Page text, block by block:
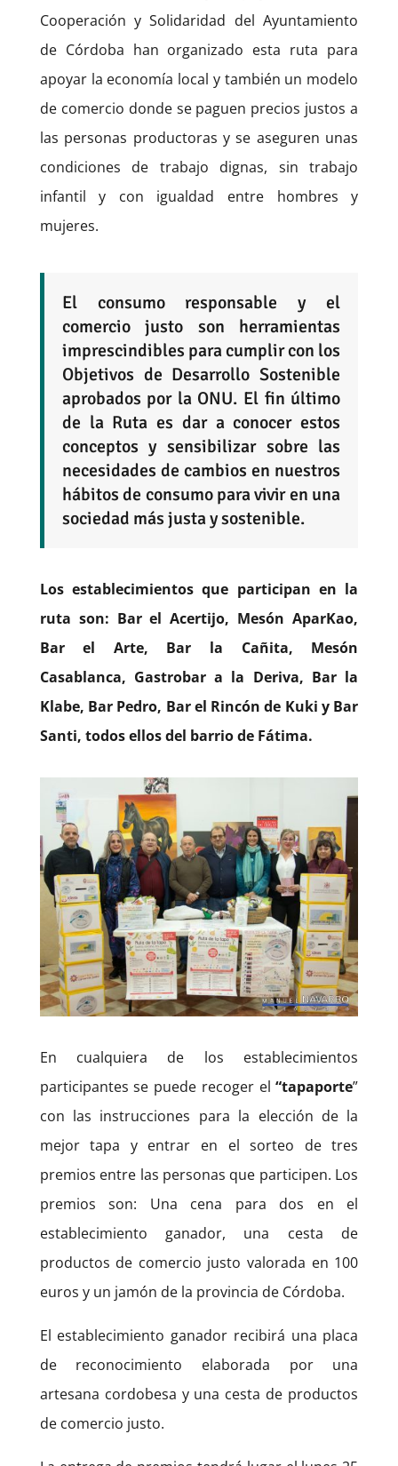
Cooperación y Solidaridad del Ayuntamiento
de Córdoba han organizado esta ruta para
apoyar la economía local y también un modelo
de comercio donde se paguen precios justos a
las personas productoras y se aseguren unas
condiciones de trabajo dignas, sin trabajo
infantil y con igualdad entre hombres y
mujeres.
El consumo responsable y el
comercio justo son herramientas
imprescindibles para cumplir con los
Objetivos de Desarrollo Sostenible
aprobados por la ONU. El fin último
de la Ruta es dar a conocer estos
conceptos y sensibilizar sobre las
necesidades de cambios en nuestros
hábitos de consumo para vivir en una
sociedad más justa y sostenible.
Los establecimientos que participan en la
ruta son: Bar el Acertijo, Mesón AparKao,
Bar el Arte, Bar la Cañita, Mesón
Casablanca, Gastrobar a la Deriva, Bar la
Klabe, Bar Pedro, Bar el Rincón de Kuki y Bar
Santi, todos ellos del barrio de Fátima.
En cualquiera de los establecimientos
participantes se puede recoger el“tapaporte”
con las instrucciones para la elección de la
mejor tapa y entrar en el sorteo de tres
premios entre las personas que participen. Los
premios son: Una cena para dos en el
establecimiento ganador, una cesta de
productos de comercio justo valorada en 100
euros y un jamón de la provincia de Córdoba.
El establecimiento ganador recibirá una placa
de reconocimiento elaborada por una
artesana cordobesa y una cesta de productos
de comercio justo.